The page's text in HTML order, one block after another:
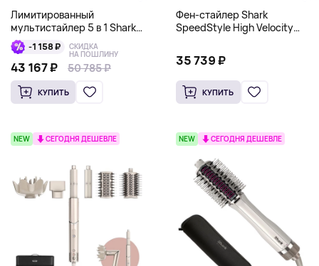
Лимитированный
мультистайлер 5 в 1 Shark
FlexStyle Sparkle Gift Set (20
000 кристаллов), шампань
-1 158 ₽ СКИДКА
НА ПОШЛИНУ
43 167 ₽ 50 785 ₽
КУПИТЬ
Фен-стайлер Shark
SpeedStyle High Velocity
35 739 ₽
КУПИТЬ
NEW СЕГОДНЯ ДЕШЕВЛЕ NEW СЕГОДНЯ ДЕШЕВЛЕ